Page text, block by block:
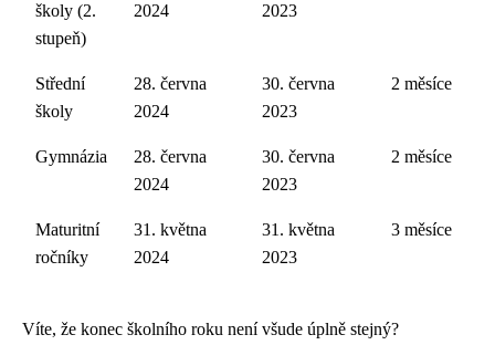
školy (2.
stupeň)
2024
2023
Střední
školy
28. června
2024
30. června
2023
2 měsíce
Gymnázia
28. června
2024
30. června
2023
2 měsíce
Maturitní
ročníky
31. května
2024
31. května
2023
3 měsíce
Víte, že konec školního roku není všude úplně stejný?